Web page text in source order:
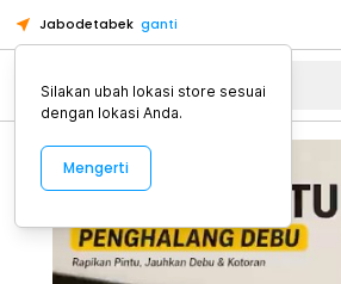
Jabodetabek ganti
Alat Kopi
Silakan ubah lokasi store sesuai
dengan lokasi Anda.
Mengerti